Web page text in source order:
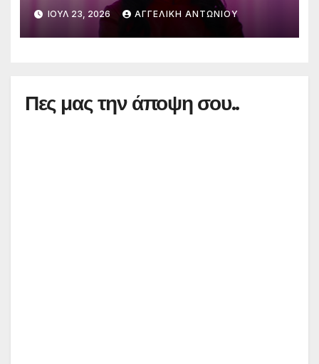
ΙΟΎΛ 23, 2026 ΑΓΓΕΛΙΚΉ ΑΝΤΩΝΊΟΥ
Πες μας την άποψη σου..